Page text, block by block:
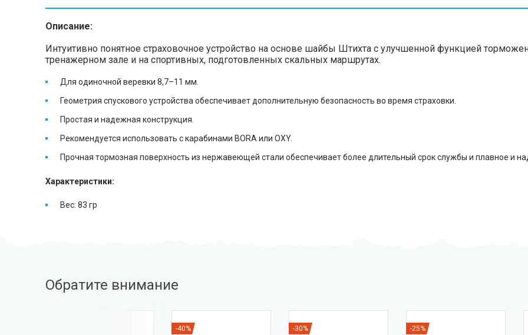
Описание:
Интуитивно понятное страховочное устройство на основе шайбы Штихта с улучшенной функцией
тренажерном зале и на спортивных, подготовленных скальных маршрутах.
Для одиночной веревки 8,7–11 мм.
Геометрия спускового устройства обеспечивает дополнительную безопасность во время страховки.
Простая и надежная конструкция.
Рекомендуется использовать с карабинами BORA или OXY.
Прочная тормозная поверхность из нержавеющей стали обеспечивает более длительный срок службы и плавное и
Характеристики:
Вес: 83 гр
Обратите внимание
-40% -30% -25%